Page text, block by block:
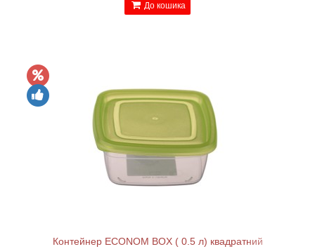
До кошика
Контейнер ECONOM BOX ( 0.5 л) квадратний